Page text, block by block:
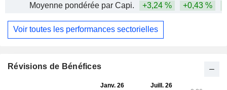
Moyenne pondérée par Capi.
+3,24 % +0,43 %
Voir toutes les performances sectorielles
Révisions de Bénéfices